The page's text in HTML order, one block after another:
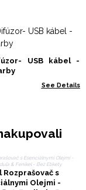
USB kábel -
See Details
Rozprašovač s
Olejmi -